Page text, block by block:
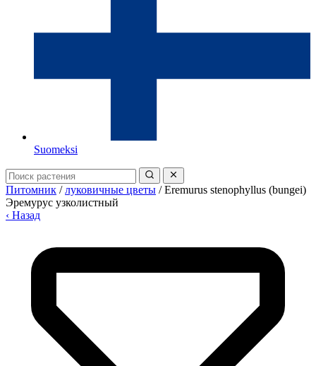
Suomeksi
Питомник / луковичные цветы / Eremurus stenophyllus (bungei)
Эремурус узколистный
‹ Назад